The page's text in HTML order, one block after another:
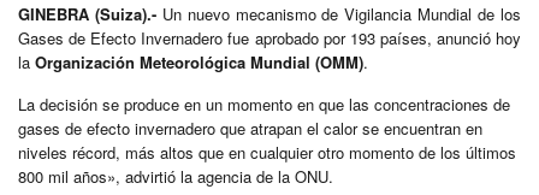
GINEBRA (Suiza).-Un nuevo mecanismo de Vigilancia Mundial de los
Gases de Efecto Invernadero fue aprobado por 193 países, anunció hoy
la Organización Meteorológica Mundial (OMM).
La decisión se produce en un momento en que las concentraciones de
gases de efecto invernadero que atrapan el calor se encuentran en
niveles récord, más altos que en cualquier otro momento de los últimos
800 mil años», advirtió la agencia de la ONU.